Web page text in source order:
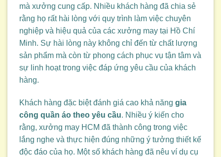
mà xưởng cung cấp. Nhiều khách hàng đã chia sẻ
rằng họ rất hài lòng với quy trình làm việc chuyên
nghiệp và hiệu quả của các xưởng may tại Hồ Chí
Minh. Sự hài lòng này không chỉ đến từ chất lượng
sản phẩm mà còn từ phong cách phục vụ tận tâm và
sự linh hoạt trong việc đáp ứng yêu cầu của khách
hàng.
Khách hàng đặc biệt đánh giá cao khả năng gia
công quần áo theo yêu cầu. Nhiều ý kiến cho
rằng, xưởng may HCM đã thành công trong việc
lắng nghe và thực hiện đúng những ý tưởng thiết kế
độc đáo của họ. Một số khách hàng đã nêu ví dụ cụ